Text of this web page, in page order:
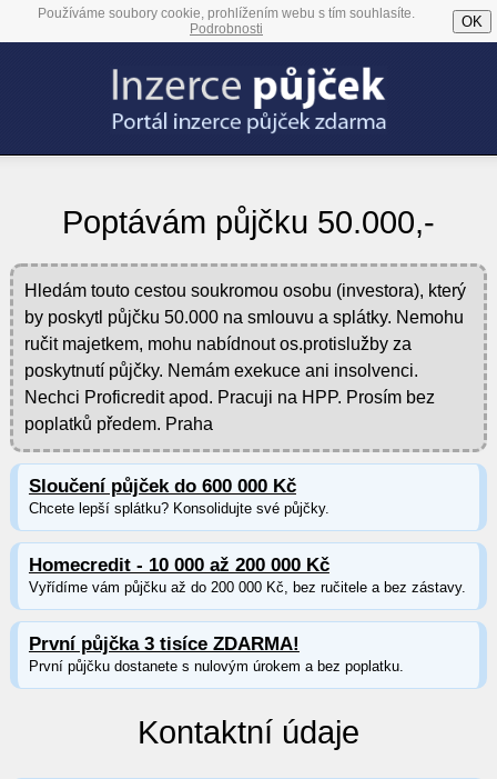
Používáme soubory cookie, prohlížením webu s tím souhlasíte.
Podrobnosti
OK
Poptávám půjčku 50.000,-
Hledám touto cestou soukromou osobu (investora), který
by poskytl půjčku 50.000 na smlouvu a splátky. Nemohu
ručit majetkem, mohu nabídnout os.protislužby za
poskytnutí půjčky. Nemám exekuce ani insolvenci.
Nechci Proficredit apod. Pracuji na HPP. Prosím bez
poplatků předem. Praha
Sloučení půjček do 600 000 Kč
Chcete lepší splátku? Konsolidujte své půjčky.
Homecredit - 10 000 až 200 000 Kč
Vyřídíme vám půjčku až do 200 000 Kč, bez ručitele a bez zástavy.
První půjčka 3 tisíce ZDARMA!
První půjčku dostanete s nulovým úrokem a bez poplatku.
Kontaktní údaje